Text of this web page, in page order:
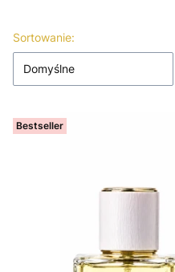
Lista produktów
Sortowanie:
Domyślne
Bestseller